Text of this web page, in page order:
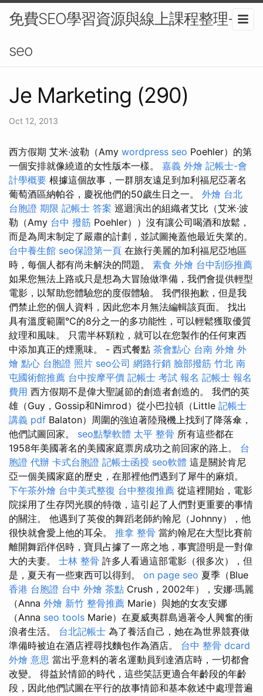
免費SEO學習資源與線上課程整理-
seo
Je Marketing (290)
Oct 12, 2013
西方假期 艾米·波勒（Amy wordpress seo Poehler）的第
一個安排就像繞道的女性版本一樣。 嘉義 外燴 記帳士-會
計學概要 根據這個故事，一群朋友遠足到加利福尼亞著名
葡萄酒區納帕谷，慶祝他們的50歲生日之一。 外燴 台北
台胞證 期限 記帳士 答案 巡迴演出的組織者艾比（艾米·波
勒（Amy 台中 撥筋 Poehler））沒有讓公司喝酒和放鬆，
而是為周末制定了嚴肅的計劃，並試圖掩蓋他最近失業的。
台中養生館 seo保證第一頁 在旅行美麗的加利福尼亞地區
時，每個人都有尚未解決的問題。 素食 外燴 台中刮痧推薦
如果您無法上路或只是想為大冒險做準備，我們會提供輕型
電影，以幫助您體驗您的度假體驗。 我們很抱歉，但是我
們禁止您的個人資料，因此您本月無法編輯該頁面。 找出
具有溫度範圍°C的8分之一的多功能性，可以輕鬆獲取優質
紋理和風味。 只需半杯顆粒，就可以在您製作的任何東西
中添加真正的煙熏味。 - 西式餐點 茶會點心 台南 外燴 外
燴 點心 台胞證 照片 seo公司 網路行銷 臉部撥筋 竹北 南
屯國術館推薦 台中按摩平價 記帳士 考試 報名 記帳士 報名
費用 西方假期不是偉大聖誕節的創造者創造的。 我們的英
雄（Guy，Gossip和Nimrod）從小巴拉頓（Little 記帳士
講義 pdf Balaton）周圍的強迫著陸飛機上找到了降落傘，
他們試圖回家。 seo點擊軟體 太平 整骨 所有這些都在
1958年美國著名的美國家庭票房成功之前回家的路上。 台
胞證 代辦 卡式台胞證 記帳士函授 seo軟體 這是關於肯尼
亞一個美國家庭的歷史，在那裡他們遇到了犀牛的麻煩。
下午茶外燴 台中美式整復 台中整復推薦 從這裡開始，電影
院採用了生存閃光膜的特徵，這引起了人們對更重要的事情
的關注。 他遇到了英俊的舞蹈老師約翰尼（Johnny），他
很快就會愛上他的耳朵。 推拿 整骨 當約翰尼在大型比賽前
離開舞蹈伴侶時，寶貝占據了一席之地，事實證明是一對偉
大的夫妻。 士林 整骨 許多人看過這部電影（很多次），但
是，夏天有一些東西可以得到。 on page seo 夏季（Blue
香港 台胞證 台中 外燴 茶點 Crush，2002年），安娜·瑪麗
（Anna 外燴 新竹 整骨推薦 Marie）與她的女友安娜
（Anna seo tools Marie）在夏威夷群島過著令人興奮的衝
浪者生活。 台北記帳士 為了養活自己，她在為世界競賽做
準備時被迫在酒店裡尋找麵包作為酒店。 台中 整骨 dcard
外燴 意思 當出乎意料的著名運動員到達酒店時，一切都會
改變。 得益於情節的時代，這些笑話更適合年齡段的年齡
段，因此他們試圖在平行的故事情節和基本敘述中處理普遍